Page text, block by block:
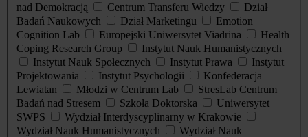
nad Demokracją
Centrum Transferu Wiedzy
Dział
Badań Naukowych
Dział Marketingu
Emotion
Cognition Lab
Europejski Uniwersytet Viadrina
Health
Coping Research Group
Instytut Nauk Humanistycznych
Instytut Nauk Społecznych
Instytut Prawa
Instytut
Projektowania
Instytut Psychologii
Konfederacja
Lewiatan
Młodzi w Centrum Lab
StresLab Centrum
Badań nad Stresem
Szkoła Doktorska
Uniwersytet
SWPS
Wydział Interdyscyplinarny w Krakowie
Wydział Nauk Humanistycznych
Wydział Nauk